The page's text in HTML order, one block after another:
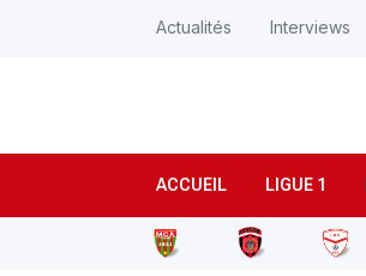
ACCUEIL LIGUE 1
Actualités Interviews